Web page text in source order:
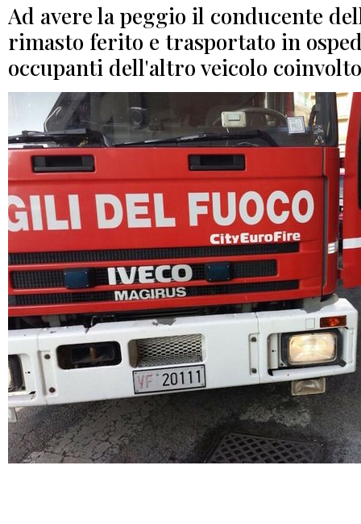
Ad avere la peggio il conducente
rimasto ferito e trasportato in
occupanti dell'altro veicolo